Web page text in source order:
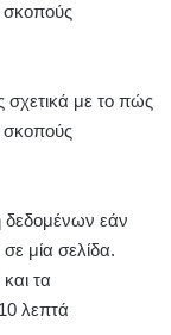
σκοπούς
σχετικά με το πώς
σκοπούς
δεδομένων εάν
μία σελίδα.
τα
λεπτά